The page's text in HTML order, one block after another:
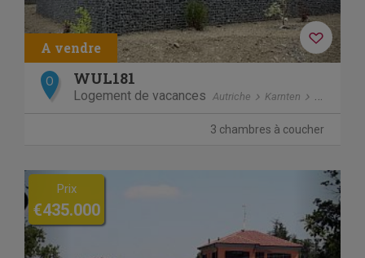
O WUL181
Logement de vacances Autriche Karnten
3 chambres à coucher
Previous Next
Prix
€435.000